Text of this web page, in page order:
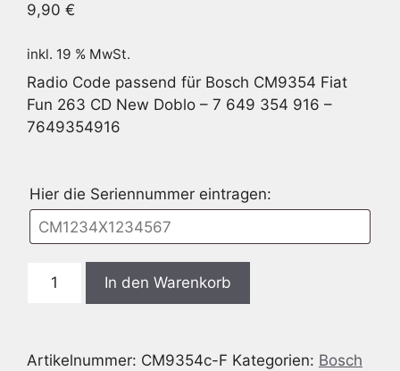
9,90 €
inkl. 19 % MwSt.
Radio Code passend für Bosch CM9354 Fiat
Fun 263 CD New Doblo – 7 649 354 916 –
7649354916
Hier die Seriennummer eintragen:
Bosch
263
In den Warenkorb
Artikelnummer: CM9354c-F Kategorien: Bosch